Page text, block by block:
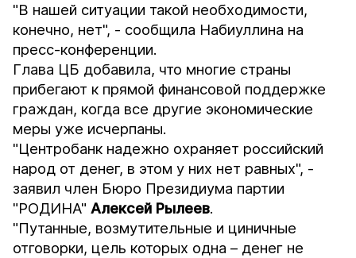
"В нашей ситуации такой необходимости,
конечно, нет", - сообщила Набиуллина на
пресс-конференции.
Глава ЦБ добавила, что многие страны
прибегают к прямой финансовой поддержке
граждан, когда все другие экономические
меры уже исчерпаны.
"Центробанк надежно охраняет российский
народ от денег, в этом у них нет равных", -
заявил член Бюро Президиума партии
"РОДИНА"Алексей Рылеев.
"Путанные, возмутительные и циничные
отговорки, цель которых одна – денег не